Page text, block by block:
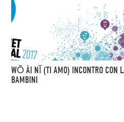
WŎ ÀI NĬ (TI AMO) INCONTRO CON
BAMBINI